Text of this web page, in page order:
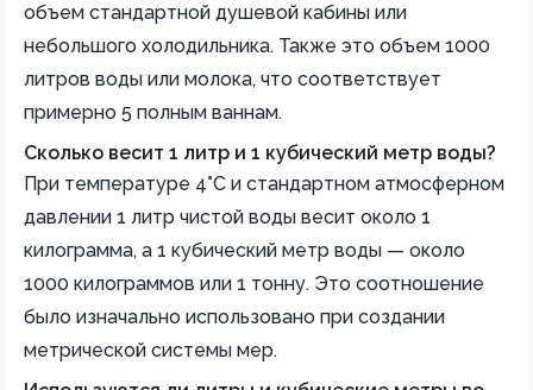
объем стандартной душевой кабины или
небольшого холодильника. Также это объем 1000
литров воды или молока, что соответствует
примерно 5 полным ваннам.
Сколько весит 1 литр и 1 кубический метр воды?
При температуре 4°C и стандартном атмосферном
давлении 1 литр чистой воды весит около 1
килограмма, а 1 кубический метр воды — около
1000 килограммов или 1 тонну. Это соотношение
было изначально использовано при создании
метрической системы мер.